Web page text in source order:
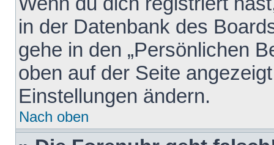
in der Datenbank des
gehe in den „Persönlichen
oben auf der Seite
Einstellungen ändern.
Nach oben